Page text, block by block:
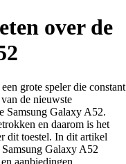
over de
grote speler die constant
de nieuwste
Samsung Galaxy A52.
en daarom is het
dit toestel. In dit artikel
Galaxy A52
aanbiedingen.